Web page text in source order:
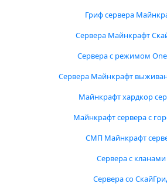
Гриф сервера
Сервера Майнкрафт
Сервера с режимом
Сервера Майнкрафт
Майнкрафт хардкор
Майнкрафт сервера с
СМП Майнкрафт
Сервера с кланами
Сервера со